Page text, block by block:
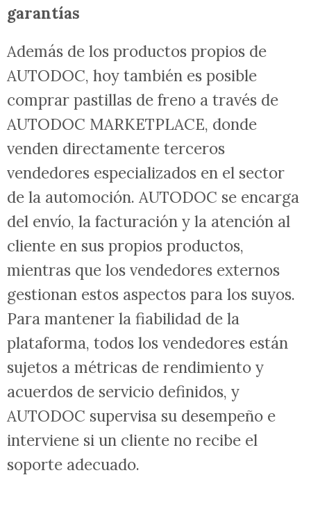
garantías
Además de los productos propios de
AUTODOC, hoy también es posible
comprar pastillas de freno a través de
AUTODOC MARKETPLACE, donde
venden directamente terceros
vendedores especializados en el sector
de la automoción. AUTODOC se encarga
del envío, la facturación y la atención al
cliente en sus propios productos,
mientras que los vendedores externos
gestionan estos aspectos para los suyos.
Para mantener la fiabilidad de la
plataforma, todos los vendedores están
sujetos a métricas de rendimiento y
acuerdos de servicio definidos, y
AUTODOC supervisa su desempeño e
interviene si un cliente no recibe el
soporte adecuado.